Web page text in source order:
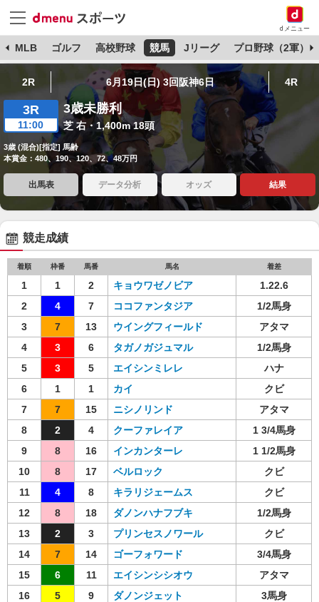
dメニュー
MLB ゴルフ 高校野球 競馬 Jリーグ プロ野球（2軍）
2R 6月19日(日) 3回阪神6日 4R
3R
11:00
3歳未勝利
芝 右・1,400m 18頭
3歳 (混合)[指定] 馬齢
本賞金：480、190、120、72、48万円
出馬表 データ分析 オッズ 結果
競走成績
着順 枠番 馬番 馬名 着差
1 1 2 キョウワゼノビア
1.22.6
2
4 7 ココファンタジア
1/2馬身
3
7 13 ウイングフィールド
アタマ
4
3 6 タガノガジュマル
1/2馬身
5
3 5 エイシンミレレ
ハナ
6
1 1 カイ
クビ
7
7 15 ニシノリンド
アタマ
8
2 4 クーファレイア
1 3/4馬身
9
8 16 インカンターレ
1 1/2馬身
10
8 17 ベルロック
クビ
11
4 8 キラリジェームス
クビ
12
8 18 ダノンハナフブキ
1/2馬身
13
2 3 プリンセスノワール
クビ
14
7 14 ゴーフォワード
3/4馬身
15
6 11 エイシンシシオウ
アタマ
16
5 9 ダノンジェット
3馬身